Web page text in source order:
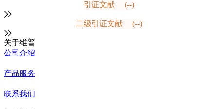
引证文献 (--)
二级引证文献 (--)
关于维普
公司介绍
产品服务
联系我们